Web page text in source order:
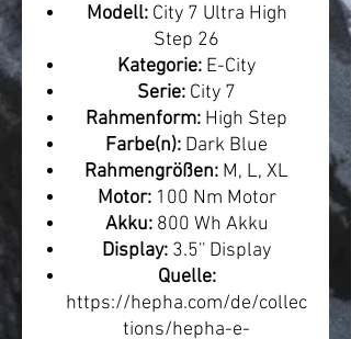
Modell:City 7 Ultra High
Step 26
Kategorie: E-City
Serie: City 7
Rahmenform: High Step
Farbe(n): Dark Blue
Rahmengrößen: M, L, XL
Motor:100 Nm Motor
Akku:800 Wh Akku
Display: 3.5'' Display
Quelle:
https://hepha.com/de/collec
tions/hepha-e-